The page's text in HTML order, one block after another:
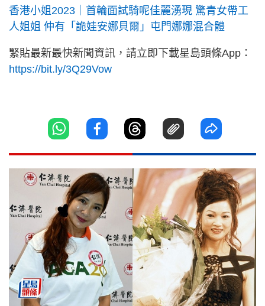
香港小姐2023｜首輪面試騎呢佳麗湧現 驚青女帶工
人姐姐 仲有「詭娃安娜貝爾」屯門娜娜混合體
緊貼最新最快新聞資訊，請立即下載星島頭條App：
https://bit.ly/3Q29Vow